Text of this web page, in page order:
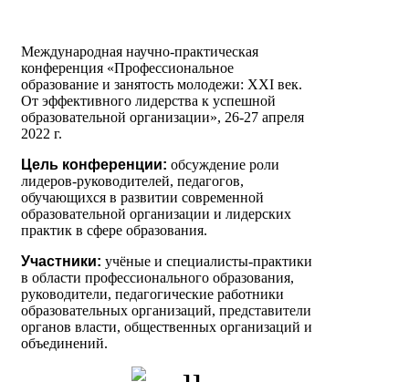
Международная научно-практическая
конференция «Профессиональное
образование и занятость молодежи: XXI век.
От эффективного лидерства к успешной
образовательной организации», 26-27 апреля
2022 г.
Цель конференции: обсуждение роли
лидеров-руководителей, педагогов,
обучающихся в развитии современной
образовательной организации и лидерских
практик в сфере образования.
Участники: учёные и специалисты-практики
в области профессионального образования,
руководители, педагогические работники
образовательных организаций, представители
органов власти, общественных организаций и
объединений.